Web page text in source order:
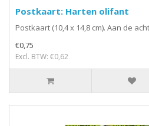
Postkaart: Harten olifant
Postkaart (10,4 x 14,8 cm). Aan de
€0,75
Excl. BTW: €0,62